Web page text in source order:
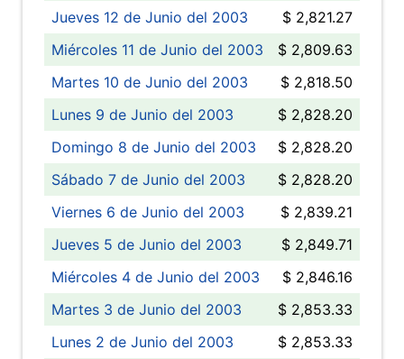
Jueves 12 de Junio del 2003
$ 2,821.27
Miércoles 11 de Junio del 2003
$ 2,809.63
Martes 10 de Junio del 2003
$ 2,818.50
Lunes 9 de Junio del 2003
$ 2,828.20
Domingo 8 de Junio del 2003
$ 2,828.20
Sábado 7 de Junio del 2003
$ 2,828.20
Viernes 6 de Junio del 2003
$ 2,839.21
Jueves 5 de Junio del 2003
$ 2,849.71
Miércoles 4 de Junio del 2003
$ 2,846.16
Martes 3 de Junio del 2003
$ 2,853.33
Lunes 2 de Junio del 2003
$ 2,853.33